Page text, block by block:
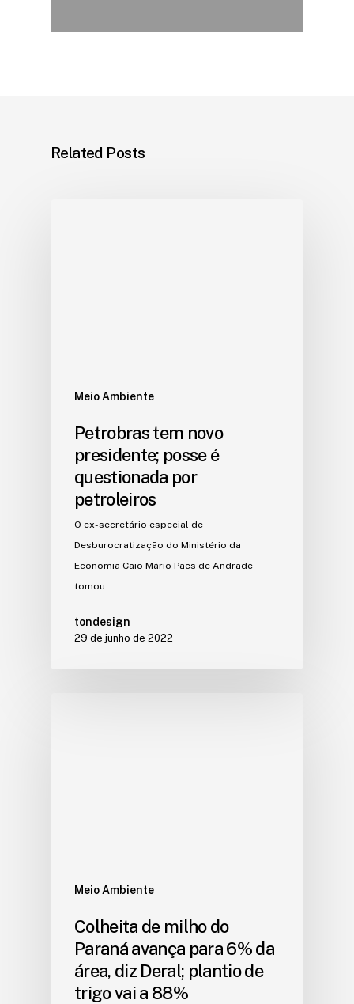
Related Posts
Meio Ambiente
Petrobras tem novo
presidente; posse é
questionada por
petroleiros
O ex-secretário especial de
Desburocratização do Ministério da
Economia Caio Mário Paes de Andrade
tomou…
tondesign
29 de junho de 2022
Meio Ambiente
Colheita de milho do
Paraná avança para 6% da
área, diz Deral; plantio de
trigo vai a 88%